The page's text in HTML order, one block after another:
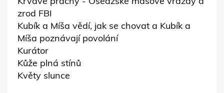
zrod FBI
Kubík a Míša vědí, jak se chovat a Kubík a
Míša poznávají povolání
Kurátor
Kůže plná stínů
Květy slunce